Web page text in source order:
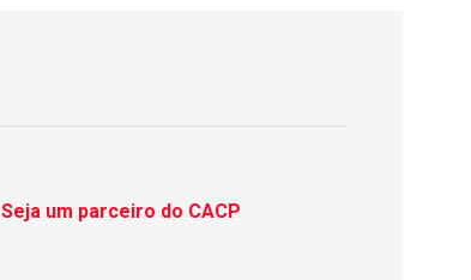
Seja um parceiro do CACP